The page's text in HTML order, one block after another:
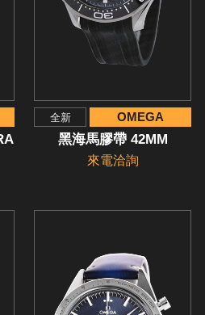
全新 OMEGA
黑海馬膠帶 42MM
來電洽詢